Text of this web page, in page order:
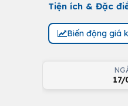
Tiện ích & Đặc
Biến động giá